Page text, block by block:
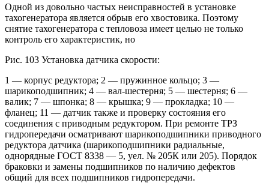
Одной из довольно частых неисправностей в установке
тахогенератора является обрыв его хвостовика. Поэтому
снятие тахогенератора с тепловоза имеет целью не только
контроль его характеристик, но
Рис. 103 Установка датчика скорости:
1 — корпус редуктора; 2 — пружинное кольцо; 3 —
шарикоподшипник; 4 — вал-шестерня; 5 — шестерня; 6 —
валик; 7 — шпонка; 8 — крышка; 9 — прокладка; 10 —
фланец; 11 — датчик также и проверку состояния его
соединения с приводным редуктором. При ремонте ТРЗ
гидропередачи осматривают шарикоподшипники приводного
редуктора датчика (шарикоподшипники радиальные,
однорядные ГОСТ 8338 — 5, уел. № 205К или 205). Порядок
браковки и замены подшипников по наличию дефектов
общий для всех подшипников гидропередачи.